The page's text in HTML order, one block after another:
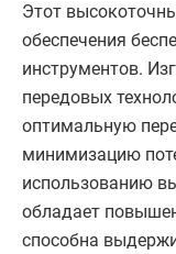
Этот
обеспечения
инструментов.
передовых
оптимальную
минимизацию
использованию
обладает
способна